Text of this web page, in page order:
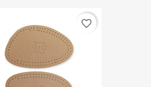
favorite_border